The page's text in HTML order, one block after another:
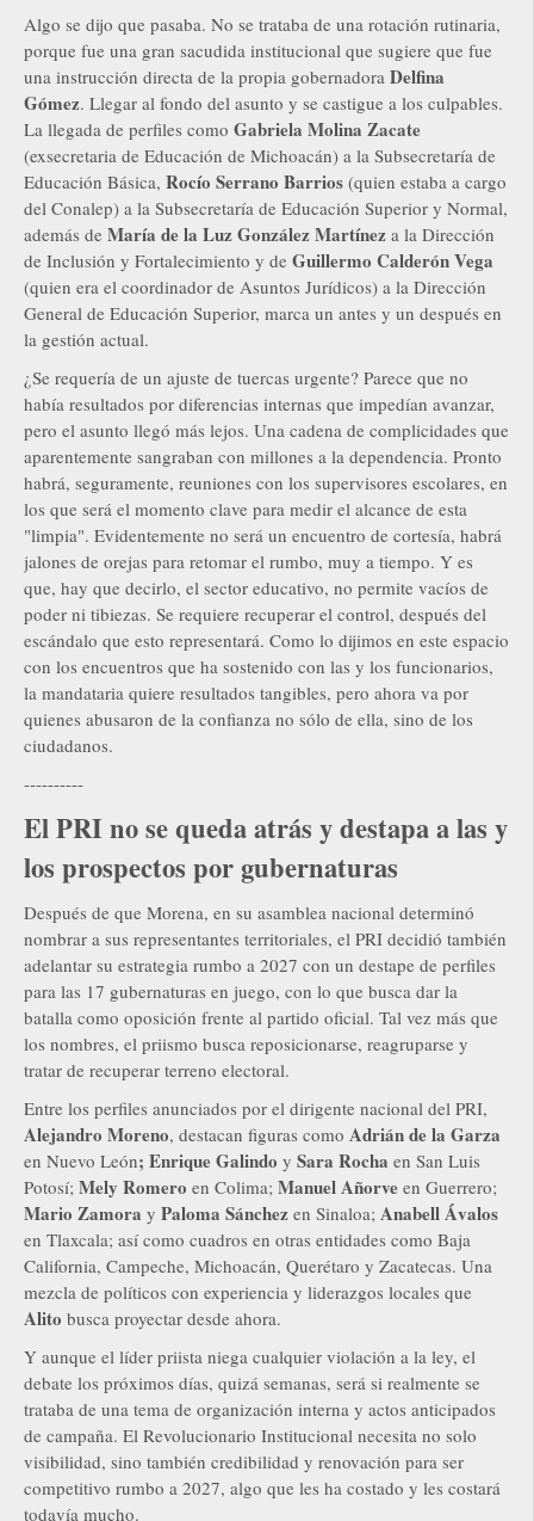
Algo se dijo que pasaba. No se trataba de una rotación rutinaria,
porque fue una gran sacudida institucional que sugiere que fue
una instrucción directa de la propia gobernadora Delfina
Gómez. Llegar al fondo del asunto y se castigue a los culpables.
La llegada de perfiles como Gabriela Molina Zacate
(exsecretaria de Educación de Michoacán) a la Subsecretaría de
Educación Básica, Rocío Serrano Barrios (quien estaba a cargo
del Conalep) a la Subsecretaría de Educación Superior y Normal,
además de María de la Luz González Martínez a la Dirección
de Inclusión y Fortalecimiento y de Guillermo Calderón Vega
(quien era el coordinador de Asuntos Jurídicos) a la Dirección
General de Educación Superior, marca un antes y un después en
la gestión actual.
¿Se requería de un ajuste de tuercas urgente? Parece que no
había resultados por diferencias internas que impedían avanzar,
pero el asunto llegó más lejos. Una cadena de complicidades que
aparentemente sangraban con millones a la dependencia. Pronto
habrá, seguramente, reuniones con los supervisores escolares, en
los que será el momento clave para medir el alcance de esta
"limpia". Evidentemente no será un encuentro de cortesía, habrá
jalones de orejas para retomar el rumbo, muy a tiempo. Y es
que, hay que decirlo, el sector educativo, no permite vacíos de
poder ni tibiezas. Se requiere recuperar el control, después del
escándalo que esto representará. Como lo dijimos en este espacio
con los encuentros que ha sostenido con las y los funcionarios,
la mandataria quiere resultados tangibles, pero ahora va por
quienes abusaron de la confianza no sólo de ella, sino de los
ciudadanos.
----------
El PRI no se queda atrás y destapa a las y
los prospectos por gubernaturas
Después de que Morena, en su asamblea nacional determinó
nombrar a sus representantes territoriales, el PRI decidió también
adelantar su estrategia rumbo a 2027 con un destape de perfiles
para las 17 gubernaturas en juego, con lo que busca dar la
batalla como oposición frente al partido oficial. Tal vez más que
los nombres, el priismo busca reposicionarse, reagruparse y
tratar de recuperar terreno electoral.
Entre los perfiles anunciados por el dirigente nacional del PRI,
Alejandro Moreno, destacan figuras como Adrián de la Garza
en Nuevo León; Enrique Galindo y Sara Rocha en San Luis
Potosí; Mely Romero en Colima; Manuel Añorve en Guerrero;
Mario Zamora y Paloma Sánchez en Sinaloa; Anabell Ávalos
en Tlaxcala; así como cuadros en otras entidades como Baja
California, Campeche, Michoacán, Querétaro y Zacatecas. Una
mezcla de políticos con experiencia y liderazgos locales que
Alito busca proyectar desde ahora.
Y aunque el líder priista niega cualquier violación a la ley, el
debate los próximos días, quizá semanas, será si realmente se
trataba de una tema de organización interna y actos anticipados
de campaña. El Revolucionario Institucional necesita no solo
visibilidad, sino también credibilidad y renovación para ser
competitivo rumbo a 2027, algo que les ha costado y les costará
todavía mucho.